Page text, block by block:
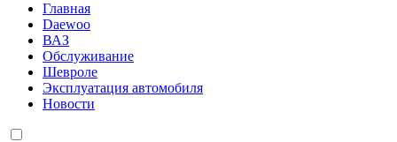
Главная
Daewoo
ВАЗ
Обслуживание
Шевроле
Эксплуатация автомобиля
Новости